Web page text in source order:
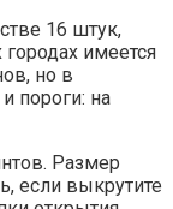
16 штук,
имеется
но в
пороги: на
Размер
если выкрутите